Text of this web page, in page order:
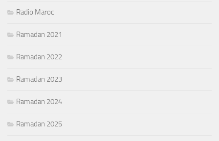
Radio Maroc
Ramadan 2021
Ramadan 2022
Ramadan 2023
Ramadan 2024
Ramadan 2025